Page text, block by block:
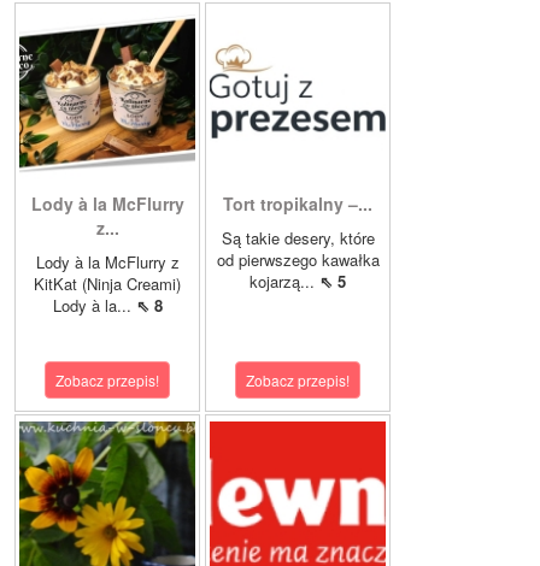
Lody à la McFlurry
z...
Lody à la McFlurry z
KitKat (Ninja Creami)
Lody à la... ⇖ 8
Zobacz przepis!
Tort tropikalny –...
Są takie desery, które
od pierwszego kawałka
kojarzą... ⇖ 5
Zobacz przepis!